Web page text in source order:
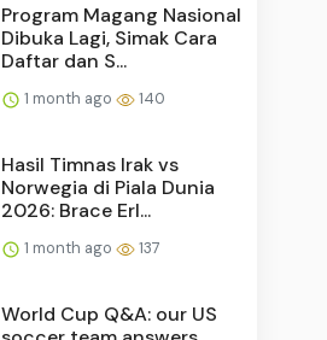
Program Magang Nasional
Dibuka Lagi, Simak Cara
Daftar dan S...
1 month ago 140
Hasil Timnas Irak vs
Norwegia di Piala Dunia
2026: Brace Erl...
1 month ago 137
World Cup Q&A: our US